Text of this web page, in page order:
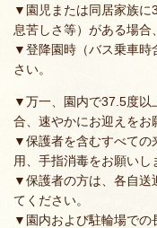
▼園児または同居家族に
息苦しさ等）がある場合
▼登降園時（バス乗車時
さい。
▼万一、園内で37.5度以
合、速やかにお迎えをお
▼保護者を含むすべての
用、手指消毒をお願いし
▼保護者の方は、各自送
てください。
▼園内および駐輪場での